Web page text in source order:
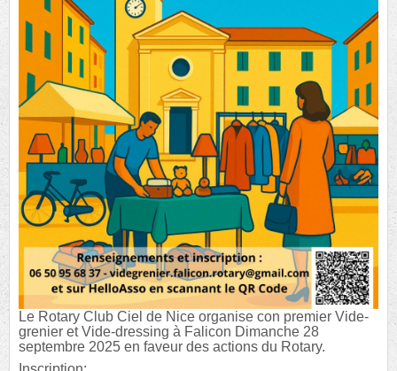
Le Rotary Club Ciel de Nice organise con premier Vide-
grenier et Vide-dressing à Falicon Dimanche 28
septembre 2025 en faveur des actions du Rotary.